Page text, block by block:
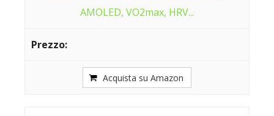
AMOLED, VO2max, HRV...
Acquista su Amazon